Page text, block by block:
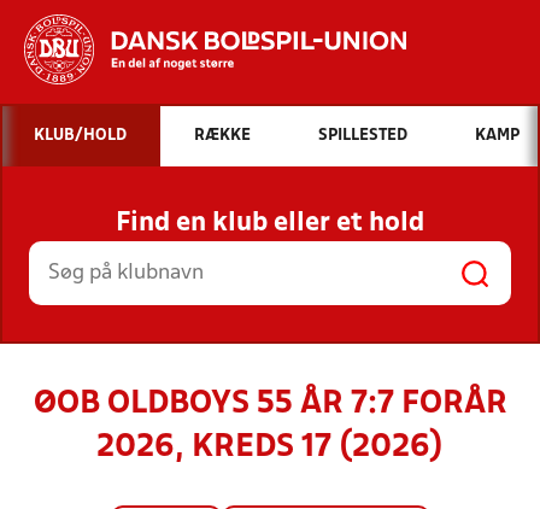
Hvad vil du søge efter?
INDHOLD OG NYHEDER
STILLINGER, RESULTATER, KLUBBER OG
HOLD
KLUB/HOLD RÆKKE SPILLESTED KAMP
Find en klub eller et hold
ØOB OLDBOYS 55 ÅR 7:7 FORÅR
2026, KREDS 17 (2026)